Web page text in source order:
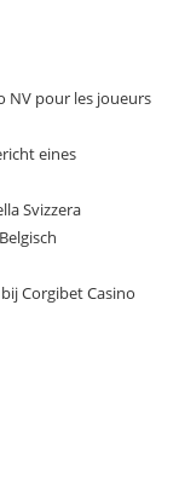
NV pour les joueurs
eines
Svizzera
Corgibet Casino